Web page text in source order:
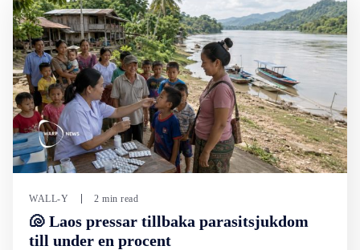
WALL-Y 2 min read
🐚 Laos pressar tillbaka parasitsjukdom
till under en procent